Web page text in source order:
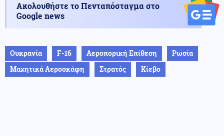
Ακολουθήστε το Πενταπόσταγμα στο
Google news
Ουκρανία F-16 Αεροπορική Επίθεση
Ρωσία
Μαχητικά Αεροσκάφη
Στρατός Κίεβο